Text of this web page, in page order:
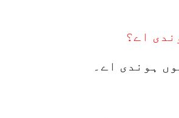
ہوندی اے۔